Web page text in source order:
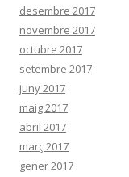
desembre 2017
novembre 2017
octubre 2017
setembre 2017
juny 2017
maig 2017
abril 2017
març 2017
gener 2017